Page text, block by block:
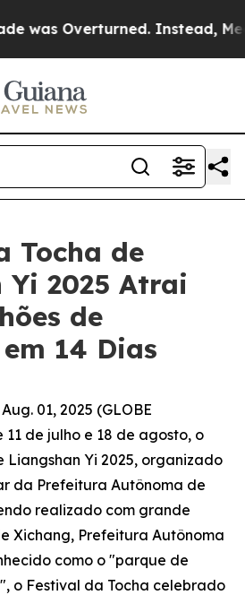
Overturned. Instead,
Tocha de
Yi 2025 Atrai
de
14 Dias
01, 2025 (GLOBE
11 de julho e 18 de agosto, o
Liangshan Yi 2025, organizado
da Prefeitura Autônoma de
realizado com grande
Xichang, Prefeitura Autônoma
como o "parque de
o Festival da Tocha celebrado